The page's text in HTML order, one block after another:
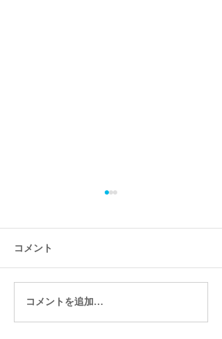
起業したら商工会議所に
も加入しよう
コメント
コメントを追加…